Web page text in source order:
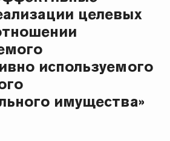
целевых
используемого
имущества»